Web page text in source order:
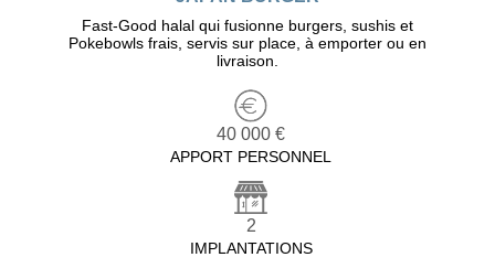
Fast-Good halal qui fusionne burgers, sushis et
Pokebowls frais, servis sur place, à emporter ou en
livraison.
40 000 €
APPORT PERSONNEL
2
IMPLANTATIONS